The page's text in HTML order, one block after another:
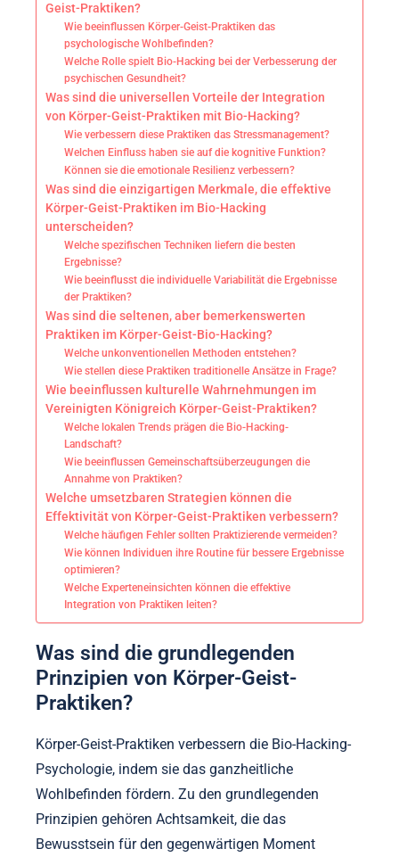
Geist-Praktiken?
Wie beeinflussen Körper-Geist-Praktiken das
psychologische Wohlbefinden?
Welche Rolle spielt Bio-Hacking bei der Verbesserung der
psychischen Gesundheit?
Was sind die universellen Vorteile der Integration
von Körper-Geist-Praktiken mit Bio-Hacking?
Wie verbessern diese Praktiken das Stressmanagement?
Welchen Einfluss haben sie auf die kognitive Funktion?
Können sie die emotionale Resilienz verbessern?
Was sind die einzigartigen Merkmale, die effektive
Körper-Geist-Praktiken im Bio-Hacking
unterscheiden?
Welche spezifischen Techniken liefern die besten
Ergebnisse?
Wie beeinflusst die individuelle Variabilität die Ergebnisse
der Praktiken?
Was sind die seltenen, aber bemerkenswerten
Praktiken im Körper-Geist-Bio-Hacking?
Welche unkonventionellen Methoden entstehen?
Wie stellen diese Praktiken traditionelle Ansätze in Frage?
Wie beeinflussen kulturelle Wahrnehmungen im
Vereinigten Königreich Körper-Geist-Praktiken?
Welche lokalen Trends prägen die Bio-Hacking-
Landschaft?
Wie beeinflussen Gemeinschaftsüberzeugungen die
Annahme von Praktiken?
Welche umsetzbaren Strategien können die
Effektivität von Körper-Geist-Praktiken verbessern?
Welche häufigen Fehler sollten Praktizierende vermeiden?
Wie können Individuen ihre Routine für bessere Ergebnisse
optimieren?
Welche Experteneinsichten können die effektive
Integration von Praktiken leiten?
Was sind die grundlegenden
Prinzipien von Körper-Geist-
Praktiken?
Körper-Geist-Praktiken verbessern die Bio-Hacking-
Psychologie, indem sie das ganzheitliche
Wohlbefinden fördern. Zu den grundlegenden
Prinzipien gehören Achtsamkeit, die das
Bewusstsein für den gegenwärtigen Moment